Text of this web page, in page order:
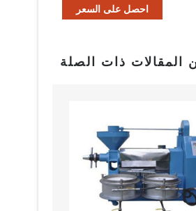
احصل على السعر
المقالات ذات الصلة